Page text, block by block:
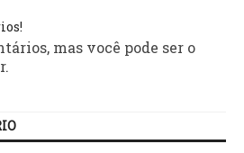
mas você pode ser o